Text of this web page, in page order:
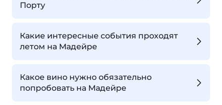
Порту
Какие интересные события проходят
летом на Мадейре
Какое вино нужно обязательно
попробовать на Мадейре